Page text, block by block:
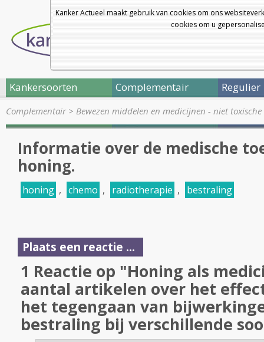
Kanker Actueel maakt gebruik van cookies om ons
cookies om u
Kankersoorten Complementair Regulier
Complementair> Bewezen middelen en medicijnen - niet
Informatie over de medische
honing.
honing , chemo , radiotherapie , bestraling
Plaats een reactie ...
1 Reactie op "Honing als
aantal artikelen over het
het tegengaan van
bestraling bij verschillende